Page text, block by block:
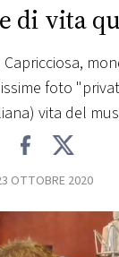
di vita
foto
vita del
OTTOBRE 2020